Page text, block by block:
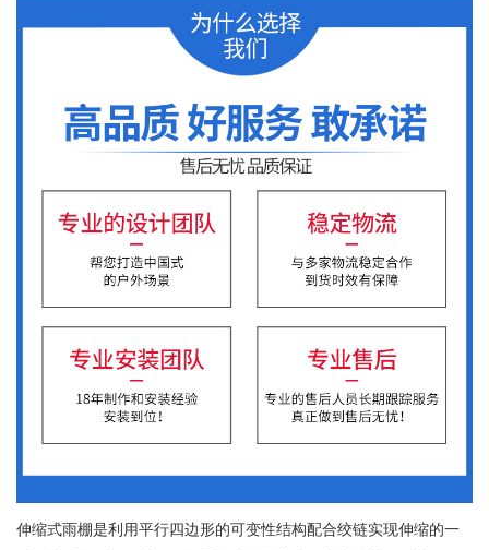
伸缩式雨棚是利用平行四边形的可变性结构配合绞链实现伸缩的一